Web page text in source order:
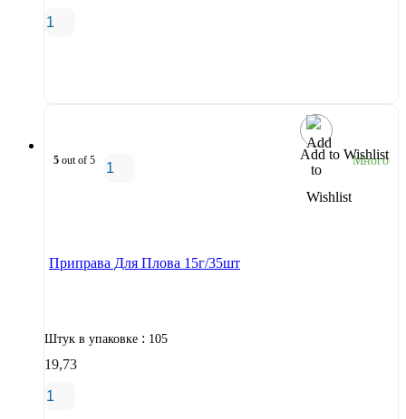
Add to Wishlist
5 out of 5 Много
Приправа Для Плова 15г/35шт
Штук в упаковке : 105
19,73